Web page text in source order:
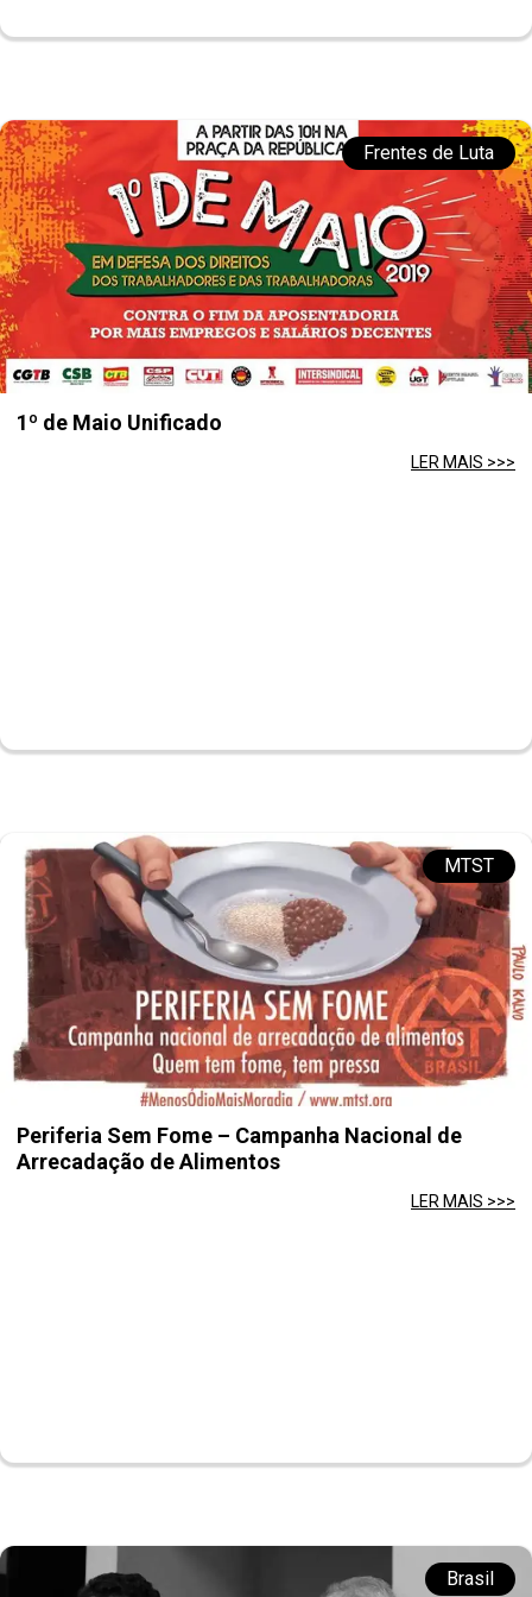
Frentes de Luta
1º de Maio Unificado
LER MAIS >>>
MTST
Periferia Sem Fome – Campanha Nacional de
Arrecadação de Alimentos
LER MAIS >>>
Brasil